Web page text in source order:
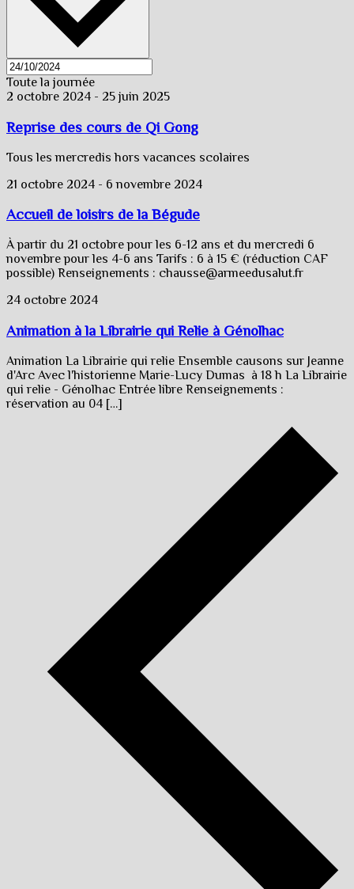
Toute la journée
2 octobre 2024 - 25 juin 2025
Reprise des cours de Qi Gong
Tous les mercredis hors vacances scolaires
21 octobre 2024 - 6 novembre 2024
Accueil de loisirs de la Bégude
À partir du 21 octobre pour les 6-12 ans et du mercredi 6
novembre pour les 4-6 ans Tarifs : 6 à 15 € (réduction CAF
possible) Renseignements : chausse@armeedusalut.fr
24 octobre 2024
Animation à la Librairie qui Relie à Génolhac
Animation La Librairie qui relie Ensemble causons sur Jeanne
d'Arc Avec l'historienne Marie-Lucy Dumas à 18 h La Librairie
qui relie - Génolhac Entrée libre Renseignements :
réservation au 04 […]